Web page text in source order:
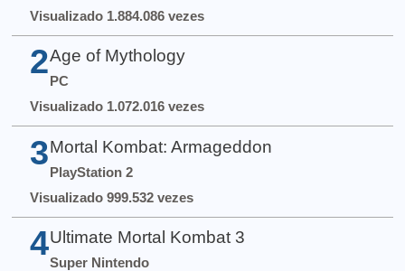
Visualizado 1.884.086 vezes
2 Age of Mythology
PC
Visualizado 1.072.016 vezes
3 Mortal Kombat: Armageddon
PlayStation 2
Visualizado 999.532 vezes
4 Ultimate Mortal Kombat 3
Super Nintendo